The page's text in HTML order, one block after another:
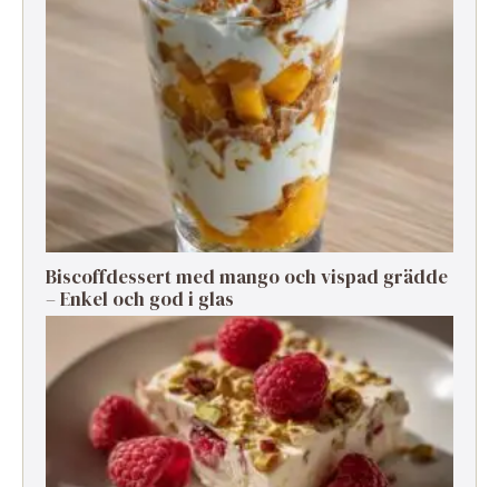
Biscoffdessert med mango och vispad grädde
– Enkel och god i glas